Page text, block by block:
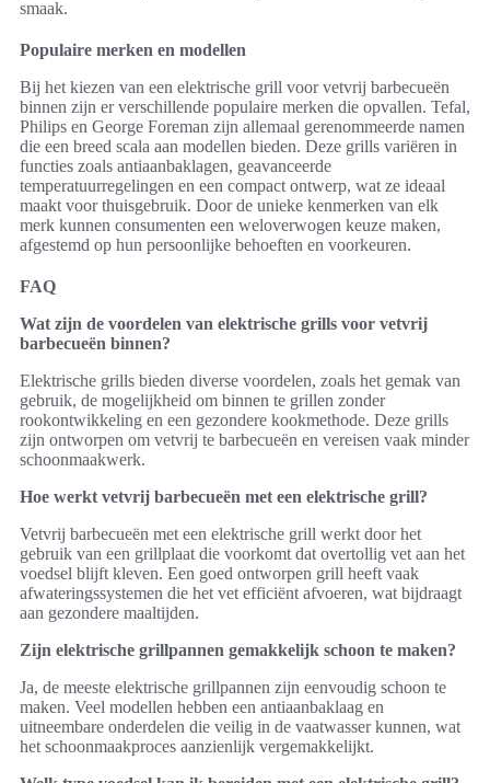
smaak.
Populaire merken en modellen
Bij het kiezen van een elektrische grill voor vetvrij barbecueën
binnen zijn er verschillende populaire merken die opvallen. Tefal,
Philips en George Foreman zijn allemaal gerenommeerde namen
die een breed scala aan modellen bieden. Deze grills variëren in
functies zoals antiaanbaklagen, geavanceerde
temperatuurregelingen en een compact ontwerp, wat ze ideaal
maakt voor thuisgebruik. Door de unieke kenmerken van elk
merk kunnen consumenten een weloverwogen keuze maken,
afgestemd op hun persoonlijke behoeften en voorkeuren.
FAQ
Wat zijn de voordelen van elektrische grills voor vetvrij
barbecueën binnen?
Elektrische grills bieden diverse voordelen, zoals het gemak van
gebruik, de mogelijkheid om binnen te grillen zonder
rookontwikkeling en een gezondere kookmethode. Deze grills
zijn ontworpen om vetvrij te barbecueën en vereisen vaak minder
schoonmaakwerk.
Hoe werkt vetvrij barbecueën met een elektrische grill?
Vetvrij barbecueën met een elektrische grill werkt door het
gebruik van een grillplaat die voorkomt dat overtollig vet aan het
voedsel blijft kleven. Een goed ontworpen grill heeft vaak
afwateringssystemen die het vet efficiënt afvoeren, wat bijdraagt
aan gezondere maaltijden.
Zijn elektrische grillpannen gemakkelijk schoon te maken?
Ja, de meeste elektrische grillpannen zijn eenvoudig schoon te
maken. Veel modellen hebben een antiaanbaklaag en
uitneembare onderdelen die veilig in de vaatwasser kunnen, wat
het schoonmaakproces aanzienlijk vergemakkelijkt.